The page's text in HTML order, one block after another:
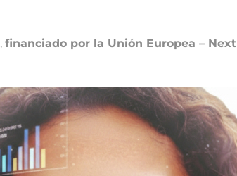
, financiado por la Unión Europea – Next